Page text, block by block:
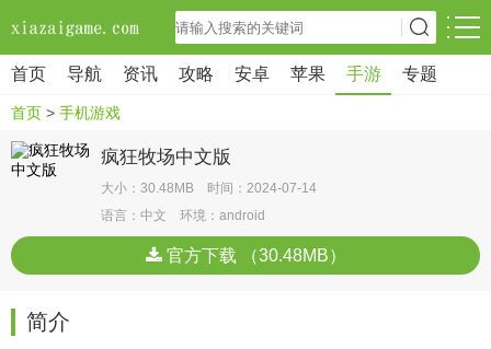
首页 导航 资讯 攻略 安卓 苹果 手游 专题
首页 > 手机游戏
疯狂牧场中文版
大小：30.48MB 时间：2024-07-14
语言：中文 环境：android
官方下载 （30.48MB）
简介